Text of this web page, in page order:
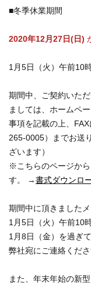
■冬季休業期間
2020年12月27日(日)
1月5日（火）午前10
期間中、ご契約いた
ましては、ホームペ
事項を記載の上、
265-0005）までお送
ざいます）
※こちらのページか
す。 → 書式ダウンロ
期間中に頂きました
1月5日（火）午前10
1月8日（金）を過ぎ
弊社宛にご連絡くださ
また、年末年始の新